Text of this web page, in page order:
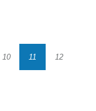
Sayfa
10 Sayfa
11 Sayfa
12